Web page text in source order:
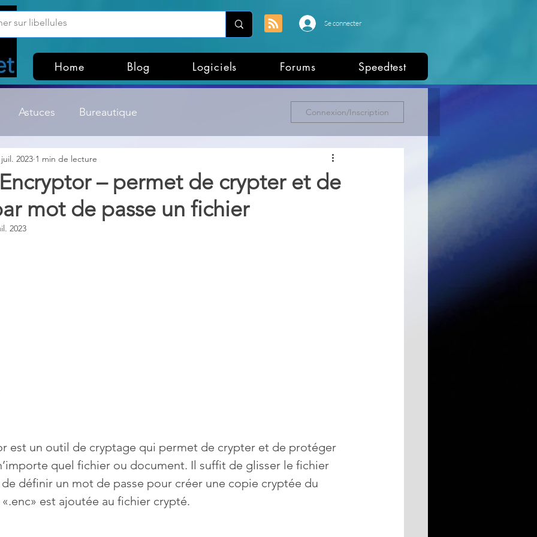
Se connecter
Home Blog Logiciels Forums Speedtest
Astuces Bureautique
Customisation Windows
de fichiers Gestion Système Graphisme
Connexion/Inscription
Encryptor – permet de crypter et de
mot de passe un fichier
2023 1 min de lecture
2023
est un outil de cryptage qui permet de crypter et de protéger
quel fichier ou document. Il suffit de glisser le fichier
définir un mot de passe pour créer une copie cryptée du
est ajoutée au fichier crypté.